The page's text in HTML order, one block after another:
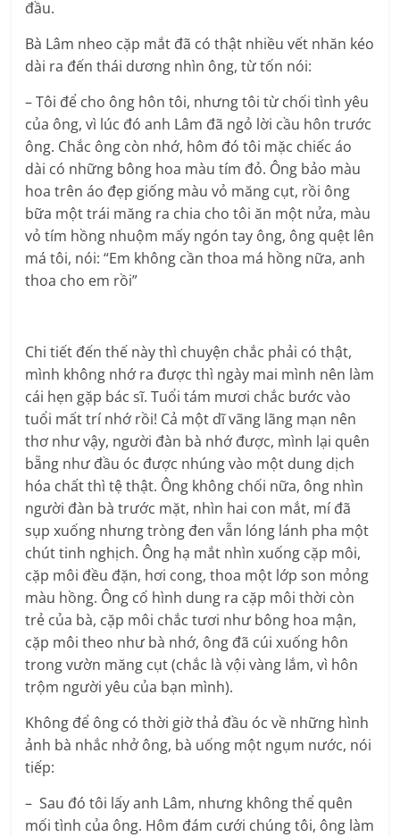
đầu.
Bà Lâm nheo cặp mắt đã có thật nhiều vết nhăn kéo
dài ra đến thái dương nhìn ông, từ tốn nói:
– Tôi để cho ông hôn tôi, nhưng tôi từ chối tình yêu
của ông, vì lúc đó anh Lâm đã ngỏ lời cầu hôn trước
ông. Chắc ông còn nhớ, hôm đó tôi mặc chiếc áo
dài có những bông hoa màu tím đỏ. Ông bảo màu
hoa trên áo đẹp giống màu vỏ măng cụt, rồi ông
bữa một trái măng ra chia cho tôi ăn một nửa, màu
vỏ tím hồng nhuộm mấy ngón tay ông, ông quệt lên
má tôi, nói: “Em không cần thoa má hồng nữa, anh
thoa cho em rồi”
Chi tiết đến thế này thì chuyện chắc phải có thật,
mình không nhớ ra được thì ngày mai mình nên làm
cái hẹn gặp bác sĩ. Tuổi tám mươi chắc bước vào
tuổi mất trí nhớ rồi! Cả một dĩ vãng lãng mạn nên
thơ như vậy, người đàn bà nhớ được, mình lại quên
bẵng như đầu óc được nhúng vào một dung dịch
hóa chất thì tệ thật. Ông không chối nữa, ông nhìn
người đàn bà trước mặt, nhìn hai con mắt, mí đã
sụp xuống nhưng tròng đen vẫn lóng lánh pha một
chút tinh nghịch. Ông hạ mắt nhìn xuống cặp môi,
cặp môi đều đặn, hơi cong, thoa một lớp son mỏng
màu hồng. Ông cố hình dung ra cặp môi thời còn
trẻ của bà, cặp môi chắc tươi như bông hoa mận,
cặp môi theo như bà nhớ, ông đã cúi xuống hôn
trong vườn măng cụt (chắc là vội vàng lắm, vì hôn
trộm người yêu của bạn mình).
Không để ông có thời giờ thả đầu óc về những hình
ảnh bà nhắc nhở ông, bà uống một ngụm nước, nói
tiếp:
– Sau đó tôi lấy anh Lâm, nhưng không thể quên
mối tình của ông. Hôm đám cưới chúng tôi, ông làm